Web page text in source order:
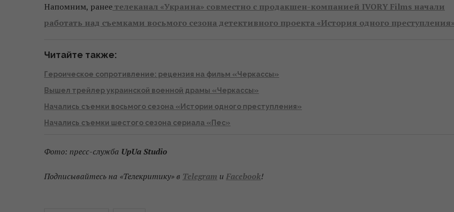
Напомним, ранеетелеканал «Украина» совместно с продакшен-компанией IVORY Films начали
работать над съемками восьмого сезона детективного проекта «История одного
Читайте также:
Героическое сопротивление: рецензия на фильм «Черкассы»
Вышел трейлер украинской военной драмы «Черкассы»
Начались съемки восьмого сезона «Истории одного преступления»
Начались съемки шестого сезона сериала «Пес»
Фото: пресс-служба UpUa Studio
Подписывайтесь на «Телекритику» в Telegram и Facebook!